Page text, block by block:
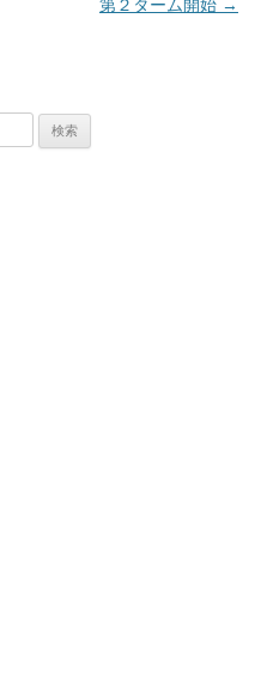
第２ターム開始 →